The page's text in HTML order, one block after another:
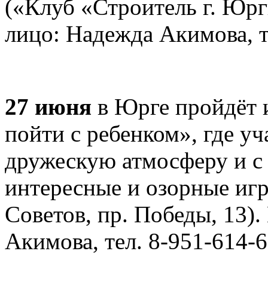
(«Клуб «Строитель г.
лицо: Надежда Акимова,
27 июня в Юрге пройдёт
пойти с ребенком», где
дружескую атмосферу и
интересные и озорные
Советов, пр. Победы,
Акимова, тел. 8-951-614-